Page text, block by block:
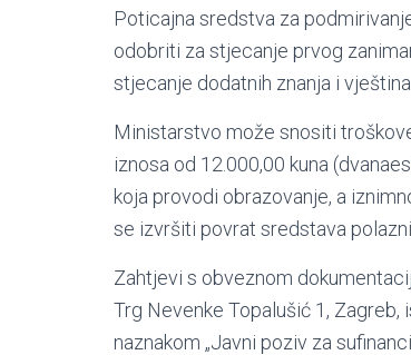
Poticajna sredstva za
odobriti za stjecanje prvog
stjecanje dodatnih znanja i vještina.
Ministarstvo može snositi
iznosa od 12.000,00 kuna
koja provodi obrazovanje, a
se izvršiti povrat sredstava
Zahtjevi s obveznom
Trg Nevenke Topalušić 1,
naznakom „Javni poziv za